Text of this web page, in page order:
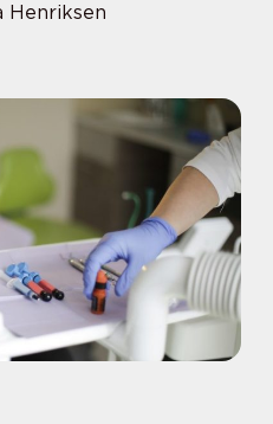
Henriksen